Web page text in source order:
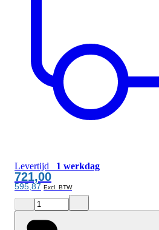
Levertijd 1 werkdag
721,00
595,87